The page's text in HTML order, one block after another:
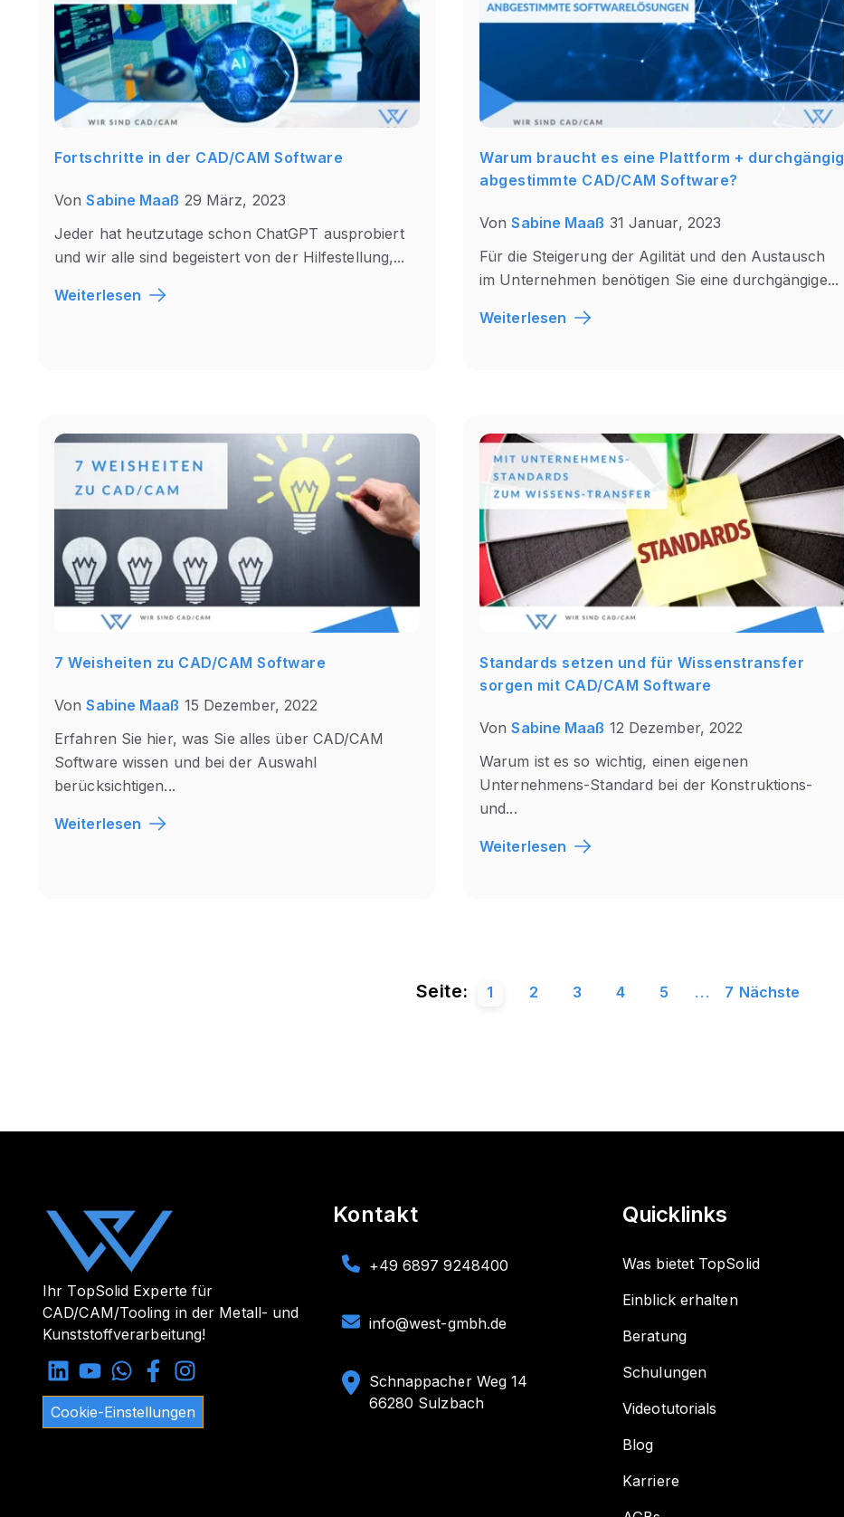
Fortschritte in der CAD/CAM Software
Von Sabine Maaß 29 März, 2023
Jeder hat heutzutage schon ChatGPT ausprobiert
und wir alle sind begeistert von der Hilfestellung,...
Weiterlesen
Warum braucht es eine Plattform + durchgängig
abgestimmte CAD/CAM Software?
Von Sabine Maaß 31 Januar, 2023
Für die Steigerung der Agilität und den Austausch
im Unternehmen benötigen Sie eine durchgängige...
Weiterlesen
7 Weisheiten zu CAD/CAM Software
Von Sabine Maaß 15 Dezember, 2022
Erfahren Sie hier, was Sie alles über CAD/CAM
Software wissen und bei der Auswahl
berücksichtigen...
Weiterlesen
Standards setzen und für Wissenstransfer
sorgen mit CAD/CAM Software
Von Sabine Maaß 12 Dezember, 2022
Warum ist es so wichtig, einen eigenen
Unternehmens-Standard bei der Konstruktions-
und...
Weiterlesen
Seite: 1 2 3 4 5 ... 7 Nächste
Ihr TopSolid Experte für
CAD/CAM/Tooling in der Metall- und
Kunststoffverarbeitung!
Cookie-Einstellungen
Kontakt
+49 6897 9248400
info@west-gmbh.de
Schnappacher Weg 14
66280 Sulzbach
Quicklinks
Was bietet TopSolid
Einblick erhalten
Beratung
Schulungen
Videotutorials
Blog
Karriere